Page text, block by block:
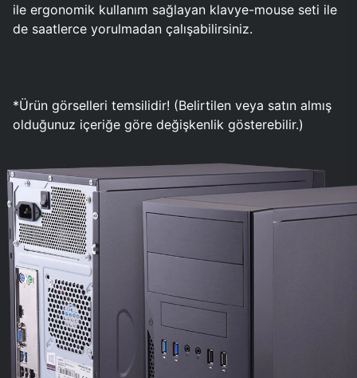
ile ergonomik kullanım sağlayan klavye-mouse seti ile
de saatlerce yorulmadan çalışabilirsiniz.
*Ürün görselleri temsilidir! (Belirtilen veya satın almış
olduğunuz içeriğe göre değişkenlik gösterebilir.)